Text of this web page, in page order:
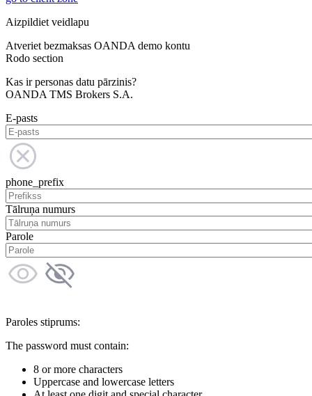
Aizpildiet veidlapu
Atveriet bezmaksas OANDA demo kontu
Rodo section
Kas ir personas datu pārzinis?
OANDA TMS Brokers S.A.
E-pasts
phone_prefix
Tālruņa numurs
Parole
Paroles stiprums:
The password must contain:
8 or more characters
Uppercase and lowercase letters